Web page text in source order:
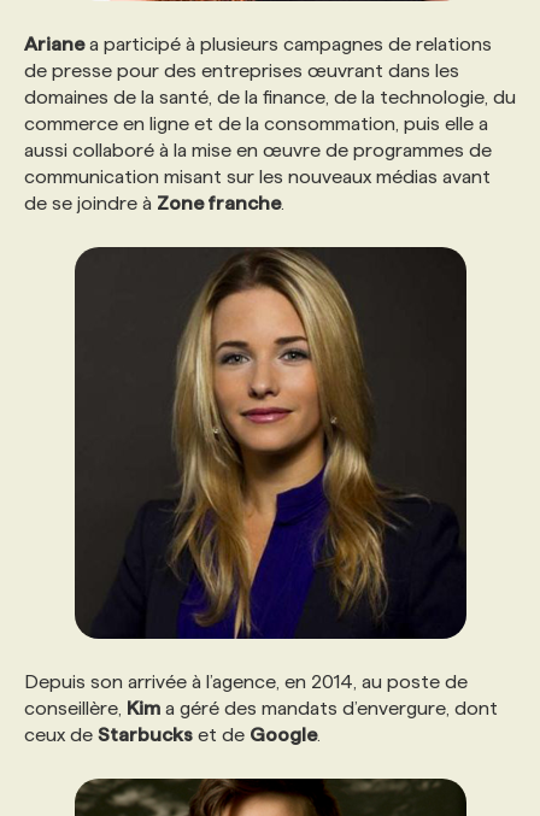
Arianea participé à plusieurs campagnes de relations
de presse pour des entreprises œuvrant dans les
domaines de la santé, de la finance, de la technologie, du
commerce en ligne et de la consommation, puis elle a
aussi collaboré à la mise en œuvre de programmes de
communication misant sur les nouveaux médias avant
de se joindre à Zone franche.
Depuis son arrivée à l’agence, en 2014, au poste de
conseillère, Kim a géré des mandats d’envergure, dont
ceux de Starbucks et de Google.